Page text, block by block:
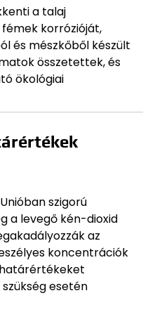
a talaj
korrózióját,
és mészkőből készült
összetettek, és
ökológiai
szigorú
a levegő kén-dioxid
az
koncentrációk
esetén